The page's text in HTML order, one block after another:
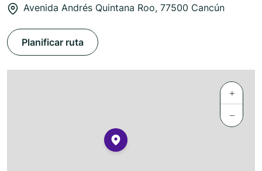
Avenida Andrés Quintana Roo, 77500 Cancún
Planificar ruta
+
−